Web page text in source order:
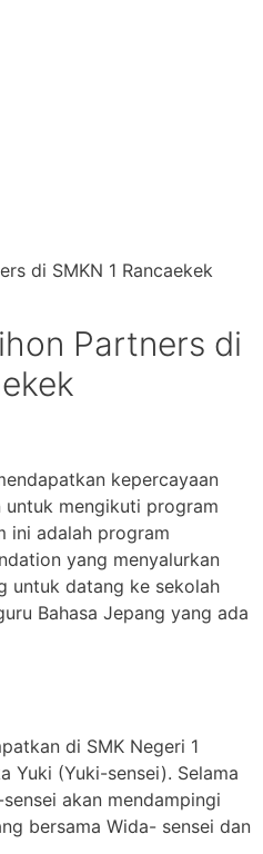
Partners di
kepercayaan
untuk mengikuti program
ini adalah program
yang menyalurkan
untuk datang ke sekolah
Bahasa Jepang yang ada
di SMK Negeri 1
Yuki (Yuki-sensei). Selama
akan mendampingi
bersama Wida- sensei dan